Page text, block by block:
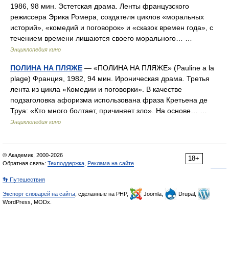
1986, 98 мин. Эстетская драма. Ленты французского
режиссера Эрика Ромера, создателя циклов «моральных
историй», «комедий и поговорок» и «сказок времен года», с
течением времени лишаются своего морального… …
Энциклопедия кино
ПОЛИНА НА ПЛЯЖЕ — «ПОЛИНА НА ПЛЯЖЕ» (Pauline a la
plage) Франция, 1982, 94 мин. Ироническая драма. Третья
лента из цикла «Комедии и поговорки». В качестве
подзаголовка афоризма использована фраза Кретьена де
Труа: «Кто много болтает, причиняет зло». На основе… …
Энциклопедия кино
18+
© Академик, 2000-2026
Обратная связь: Техподдержка Реклама на сайте
👣 Путешествия
Экспорт словарей на сайты , сделанные на PHP, Joomla,
Drupal,
WordPress, MODx.